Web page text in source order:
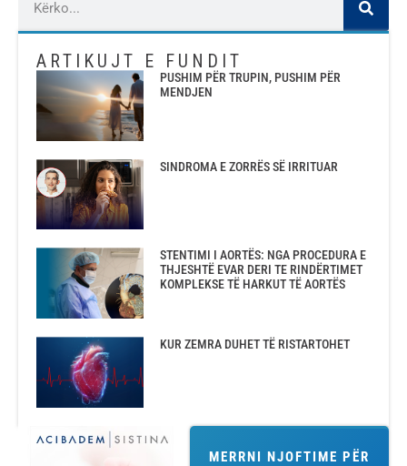
ARTIKUJT E FUNDIT
PUSHIM PËR TRUPIN, PUSHIM PËR
MENDJEN
SINDROMA E ZORRËS SË IRRITUAR
STENTIMI I AORTËS: NGA PROCEDURA E
THJESHTË EVAR DERI TE RINDËRTIMET
KOMPLEKSE TË HARKUT TË AORTËS
KUR ZEMRA DUHET TË RISTARTOHET
MERRNI NJOFTIME PËR